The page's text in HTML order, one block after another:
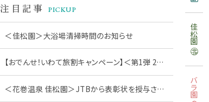
佳松園
バラ園
注目記事 PICKUP
＜佳松園＞大浴場清掃時間のお知らせ
【おでんせ！いわて旅割キャンペーン】＜第1弾 2026年6月1日予約開始＞
＜花巻温泉 佳松園＞JTBから表彰状を授与されました